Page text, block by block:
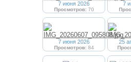
7 июня 2026
Просмотров:70
7
7 июня 2026
Просмотров:84
25